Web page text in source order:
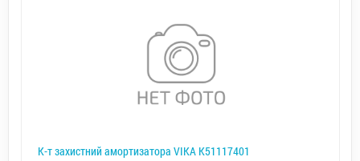
К-т захистний амортизатора VIKA K51117401